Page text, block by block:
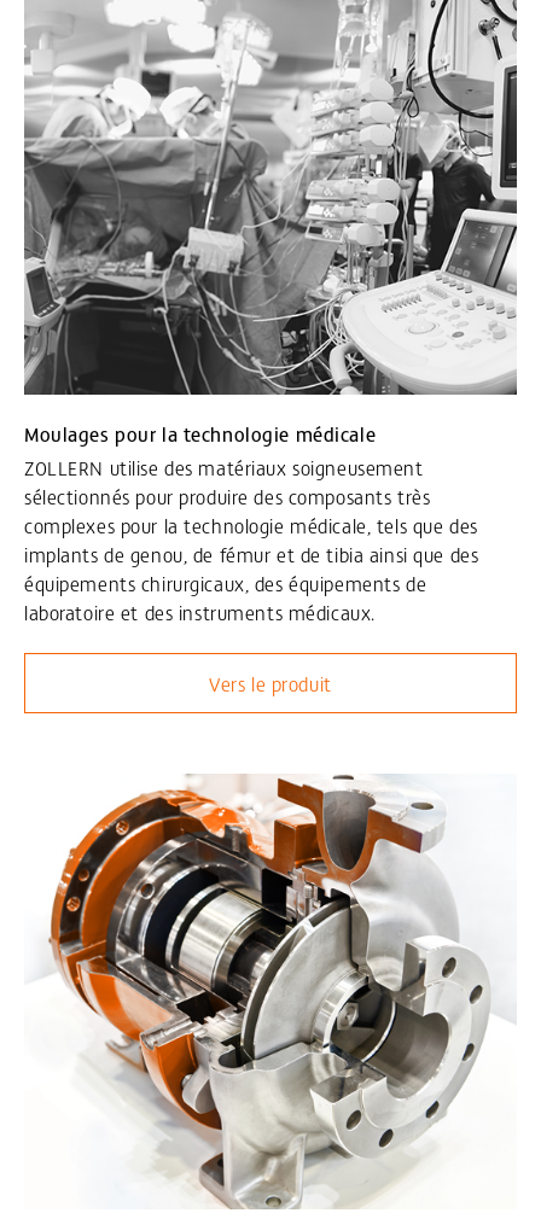
Moulages pour la technologie médicale
ZOLLERN utilise des matériaux soigneusement
sélectionnés pour produire des composants très
complexes pour la technologie médicale, tels que des
implants de genou, de fémur et de tibia ainsi que des
équipements chirurgicaux, des équipements de
laboratoire et des instruments médicaux.
Vers le produit